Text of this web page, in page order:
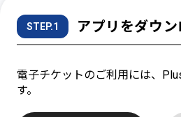
STEP.1 アプリをダウン
電子チケットのご利用には、
す。